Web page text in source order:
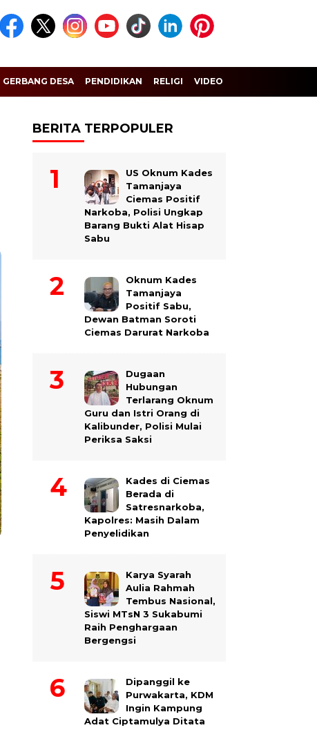
GERBANG DESA PENDIDIKAN RELIGI VIDEO
BERITA TERPOPULER
US Oknum Kades
Tamanjaya
Ciemas Positif
Narkoba, Polisi Ungkap
Barang Bukti Alat Hisap
Sabu
Oknum Kades
Tamanjaya
Positif Sabu,
Dewan Batman Soroti
Ciemas Darurat Narkoba
Dugaan
Hubungan
Terlarang Oknum
Guru dan Istri Orang di
Kalibunder, Polisi Mulai
Periksa Saksi
Kades di Ciemas
Berada di
Satresnarkoba,
Kapolres: Masih Dalam
Penyelidikan
Karya Syarah
Aulia Rahmah
Tembus Nasional,
Siswi MTsN 3 Sukabumi
Raih Penghargaan
Bergengsi
Dipanggil ke
Purwakarta, KDM
Ingin Kampung
Adat Ciptamulya Ditata